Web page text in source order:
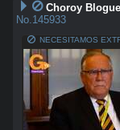
Choroy
No. 145933
NECESITAMOS